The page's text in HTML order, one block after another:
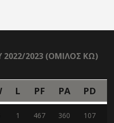
2023 (ΟΜΙΛΟΣ ΚΩ)
L PF PA PD
1 467 360 107